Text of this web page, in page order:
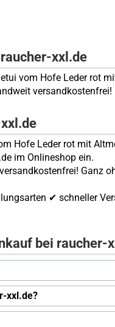
xxl.de
vom Hofe Leder rot
versandkostenfrei!
Hofe Leder rot mit
im Onlineshop ein.
Ganz
✔ schneller
bei raucher-
xxl.de?